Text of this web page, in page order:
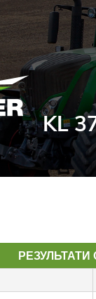
KL
РЕЗУЛЬТАТИ